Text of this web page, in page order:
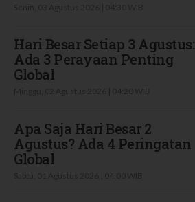
Hari Besar Setiap 3 Agustus:
Ada 3 Perayaan Penting
Global
Apa Saja Hari Besar 2
Agustus? Ada 4 Peringatan
Global